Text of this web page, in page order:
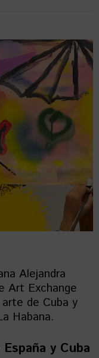
Alejandra
Art Exchange
de Cuba y
Habana.
y Cuba